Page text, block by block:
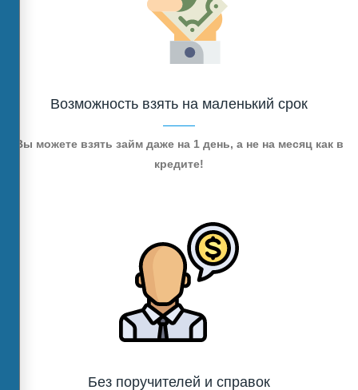
Возможность взять на маленький срок
Вы можете взять займ даже на 1 день, а не на месяц как в
кредите!
Без поручителей и справок